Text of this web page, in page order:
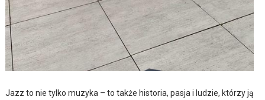
Jazz to nie tylko muzyka – to także historia, pasja i ludzie, którzy ją